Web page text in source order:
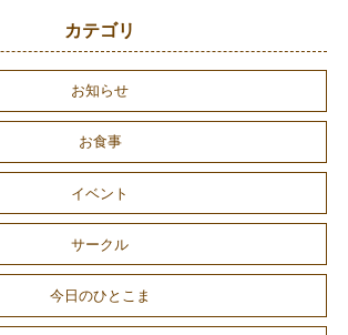
カテゴリ
お知らせ
お食事
イベント
サークル
今日のひとこま